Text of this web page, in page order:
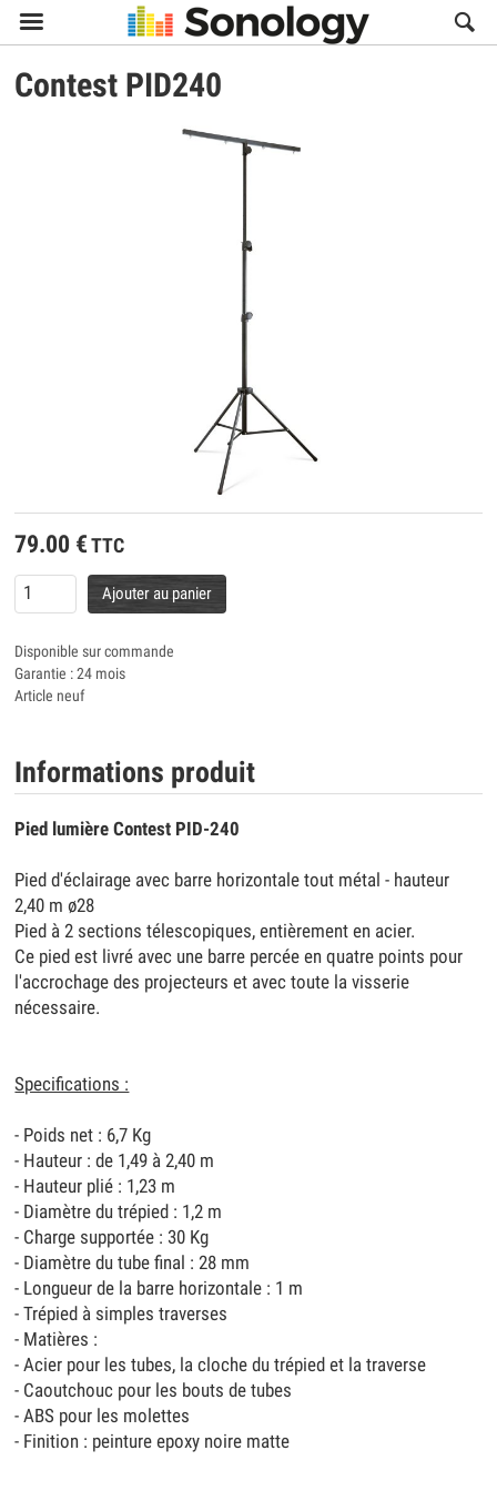

Contest PID240
79.00 € TTC
Ajouter au panier
Disponible sur commande
Garantie : 24 mois
Article neuf
Informations produit
Pied lumière Contest PID-240
Pied d'éclairage avec barre horizontale tout métal - hauteur
2,40 m ø28
Pied à 2 sections télescopiques, entièrement en acier.
Ce pied est livré avec une barre percée en quatre points pour
l'accrochage des projecteurs et avec toute la visserie
nécessaire.
Specifications :
- Poids net : 6,7 Kg
- Hauteur : de 1,49 à 2,40 m
- Hauteur plié : 1,23 m
- Diamètre du trépied : 1,2 m
- Charge supportée : 30 Kg
- Diamètre du tube final : 28 mm
- Longueur de la barre horizontale : 1 m
- Trépied à simples traverses
- Matières :
- Acier pour les tubes, la cloche du trépied et la traverse
- Caoutchouc pour les bouts de tubes
- ABS pour les molettes
- Finition : peinture epoxy noire matte